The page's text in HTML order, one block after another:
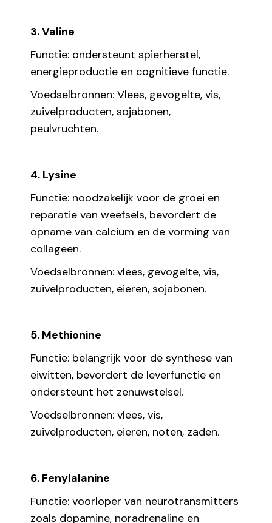
3. Valine
Functie: ondersteunt spierherstel,
energieproductie en cognitieve functie.
Voedselbronnen: Vlees, gevogelte, vis,
zuivelproducten, sojabonen,
peulvruchten.
4. Lysine
Functie: noodzakelijk voor de groei en
reparatie van weefsels, bevordert de
opname van calcium en de vorming van
collageen.
Voedselbronnen: vlees, gevogelte, vis,
zuivelproducten, eieren, sojabonen.
5. Methionine
Functie: belangrijk voor de synthese van
eiwitten, bevordert de leverfunctie en
ondersteunt het zenuwstelsel.
Voedselbronnen: vlees, vis,
zuivelproducten, eieren, noten, zaden.
6. Fenylalanine
Functie: voorloper van neurotransmitters
zoals dopamine, noradrenaline en